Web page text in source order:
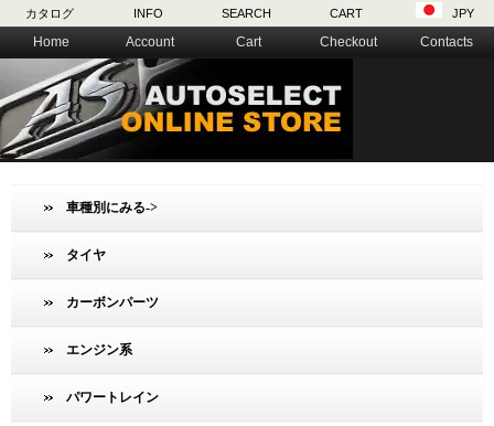
カタログ INFO SEARCH CART JPY
Home Account Cart Checkout Contacts
車種別にみる->
タイヤ
カーボンパーツ
エンジン系
パワートレイン